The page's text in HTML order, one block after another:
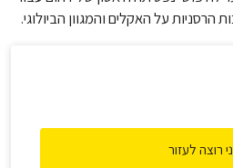
על האקלים והמגוון הביולוגי.
רוצה לעזור